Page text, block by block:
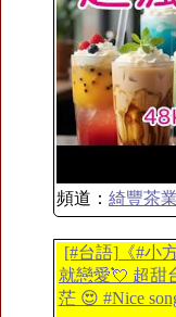
頻道： 綺豐茶業
[#台語]《#小
就戀愛💘 超甜
茫 😍 #Nice